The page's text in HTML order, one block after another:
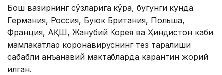
Бош вазирнинг сўзларига кўра, бугунги кунда
Германия, Россия, Буюк Британия, Польша,
Франция, АҚШ, Жанубий Корея ва Ҳиндистон каби
мамлакатлар коронавируснинг тез тарқалиши
сабабли анъанавий мактабларда карантин жорий
қилган.